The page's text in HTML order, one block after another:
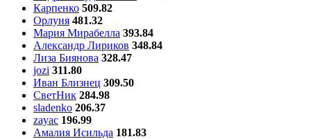
Карпенко 509.82
Орлуня 481.32
Мария Мирабелла 393.84
Александр Лириков 348.84
Лиза Биянова 328.47
jozi 311.80
Иван Близнец 309.50
СветНик 284.98
sladenko 206.37
zayac 196.99
Амалия Исильда 181.83